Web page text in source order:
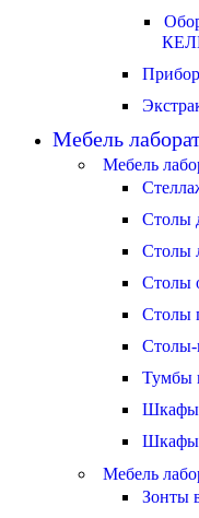
Мебель
Мебель
Столы
Столы
Столы
Столы
Тумбы
Шкафы
Шкафы
Мебель
Зонты